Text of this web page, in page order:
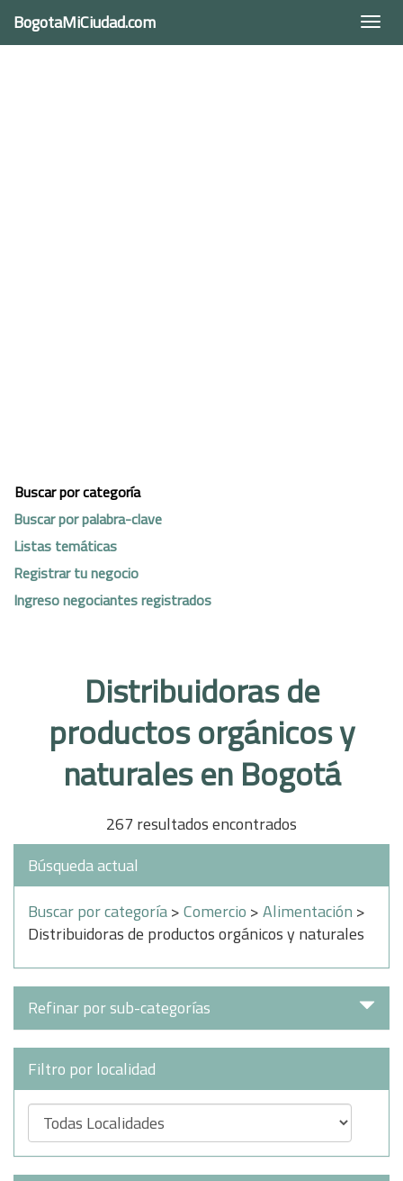
BogotaMiCiudad.com
Buscar por categoría
Buscar por palabra-clave
Listas temáticas
Registrar tu negocio
Ingreso negociantes registrados
Distribuidoras de
productos orgánicos y
naturales en Bogotá
267 resultados encontrados
Búsqueda actual
Buscar por categoría>Comercio >Alimentación >
Distribuidoras de productos orgánicos y naturales
Refinar por sub-categorías
Filtro por localidad